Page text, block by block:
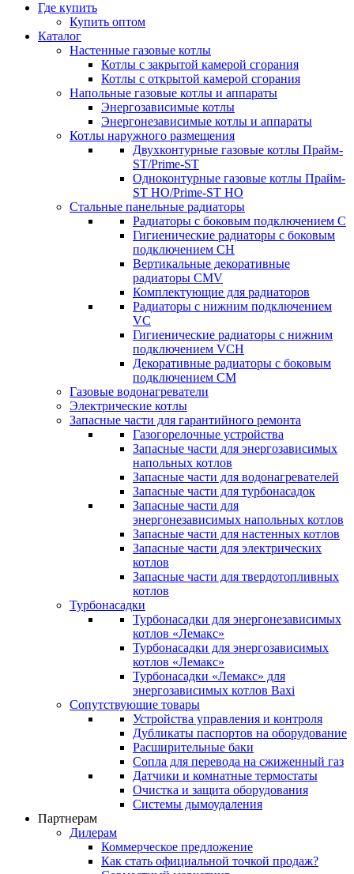
Где купить
Купить оптом
Каталог
Настенные газовые котлы
Котлы с закрытой камерой сгорания
Котлы с открытой камерой сгорания
Напольные газовые котлы и аппараты
Энергозависимые котлы
Энергонезависимые котлы и аппараты
Котлы наружного размещения
Двухконтурные газовые котлы Прайм-
ST/Prime-ST
Одноконтурные газовые котлы Прайм-
ST HO/Prime-ST HO
Стальные панельные радиаторы
Радиаторы c боковым подключением C
Гигиенические радиаторы c боковым
подключением CH
Вертикальные декоративные
радиаторы CMV
Комплектующие для радиаторов
Радиаторы c нижним подключением
VC
Гигиенические радиаторы c нижним
подключением VCH
Декоративные радиаторы с боковым
подключением CM
Газовые водонагреватели
Электрические котлы
Запасные части для гарантийного ремонта
Газогорелочные устройства
Запасные части для энергозависимых
напольных котлов
Запасные части для водонагревателей
Запасные части для турбонасадок
Запасные части для
энергонезависимых напольных котлов
Запасные части для настенных котлов
Запасные части для электрических
котлов
Запасные части для твердотопливных
котлов
Турбонасадки
Турбонасадки для энергонезависимых
котлов «Лемакс»
Турбонасадки для энергозависимых
котлов «Лемакс»
Турбонасадки «Лемакс» для
энергозависимых котлов Baxi
Сопутствующие товары
Устройства управления и контроля
Дубликаты паспортов на оборудование
Расширительные баки
Сопла для перевода на сжиженный газ
Датчики и комнатные термостаты
Очистка и защита оборудования
Системы дымоудаления
Партнерам
Дилерам
Коммерческое предложение
Как стать официальной точкой продаж?